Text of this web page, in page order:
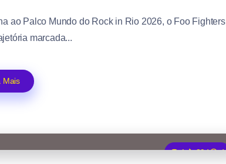
ao Palco Mundo do Rock in Rio 2026, o Foo Fighters
marcada...
Mais
1 894
4